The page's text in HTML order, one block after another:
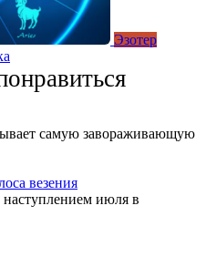
Эзотер
самую завораживающую
везения
июля в